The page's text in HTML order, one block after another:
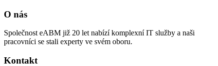
O nás
Společnost eABM již 20 let nabízí komplexní IT služby a naši
pracovníci se stali experty ve svém oboru.
Kontakt